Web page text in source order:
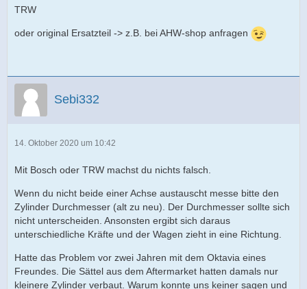
TRW
oder original Ersatzteil -> z.B. bei AHW-shop anfragen
Sebi332
14. Oktober 2020 um 10:42
Mit Bosch oder TRW machst du nichts falsch.
Wenn du nicht beide einer Achse austauscht messe bitte den
Zylinder Durchmesser (alt zu neu). Der Durchmesser sollte sich
nicht unterscheiden. Ansonsten ergibt sich daraus
unterschiedliche Kräfte und der Wagen zieht in eine Richtung.
Hatte das Problem vor zwei Jahren mit dem Oktavia eines
Freundes. Die Sättel aus dem Aftermarket hatten damals nur
kleinere Zylinder verbaut. Warum konnte uns keiner sagen und